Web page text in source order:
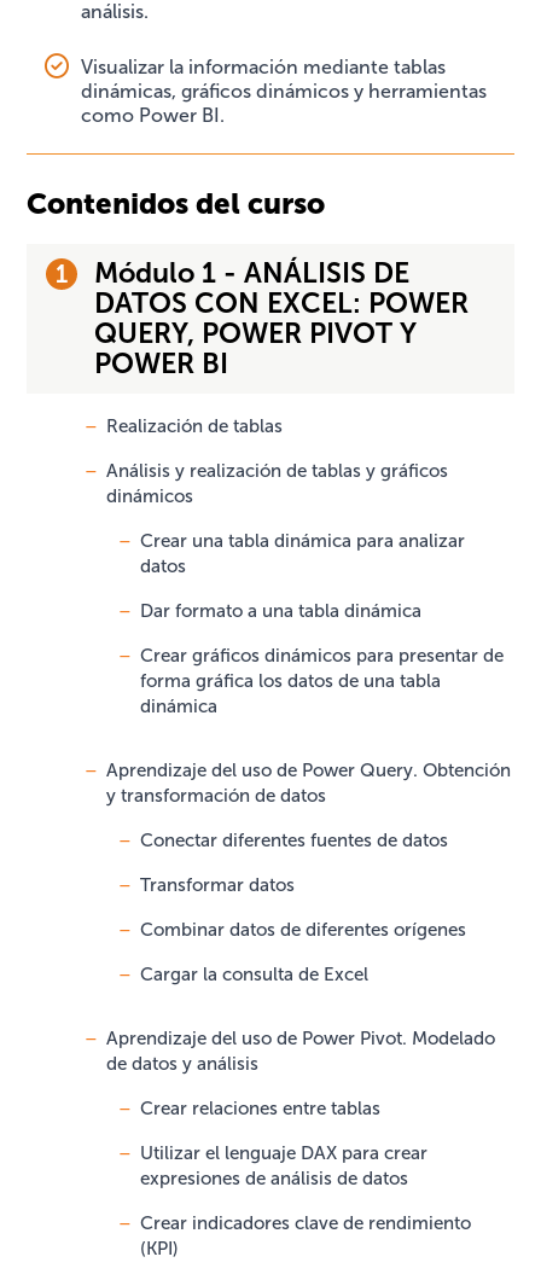
análisis.
Visualizar la información mediante tablas
dinámicas, gráficos dinámicos y herramientas
como Power BI.
Contenidos del curso
Módulo 1 - ANÁLISIS DE
DATOS CON EXCEL: POWER
QUERY, POWER PIVOT Y
POWER BI
Realización de tablas
Análisis y realización de tablas y gráficos
dinámicos
Crear una tabla dinámica para analizar
datos
Dar formato a una tabla dinámica
Crear gráficos dinámicos para presentar de
forma gráfica los datos de una tabla
dinámica
Aprendizaje del uso de Power Query. Obtención
y transformación de datos
Conectar diferentes fuentes de datos
Transformar datos
Combinar datos de diferentes orígenes
Cargar la consulta de Excel
Aprendizaje del uso de Power Pivot. Modelado
de datos y análisis
Crear relaciones entre tablas
Utilizar el lenguaje DAX para crear
expresiones de análisis de datos
Crear indicadores clave de rendimiento
(KPI)